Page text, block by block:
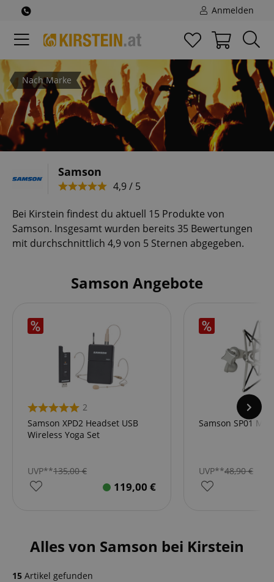
Anmelden
Nach Marke
Samson
4,9 / 5
Bei Kirstein findest du aktuell 15 Produkte von
Samson. Insgesamt wurden bereits 35 Bewertungen
mit durchschnittlich 4,9 von 5 Sternen abgegeben.
Samson Angebote
2
Samson XPD2 Headset USB
Wireless Yoga Set
UVP**135,00€
119,00 €
Samson SP01
UVP**48,90€
Alles von Samson bei Kirstein
15 Artikel gefunden